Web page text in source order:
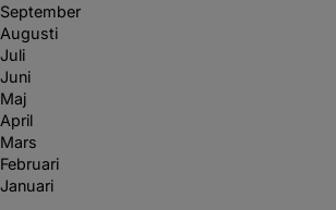
September
Augusti
Juli
Juni
Maj
April
Mars
Februari
Januari